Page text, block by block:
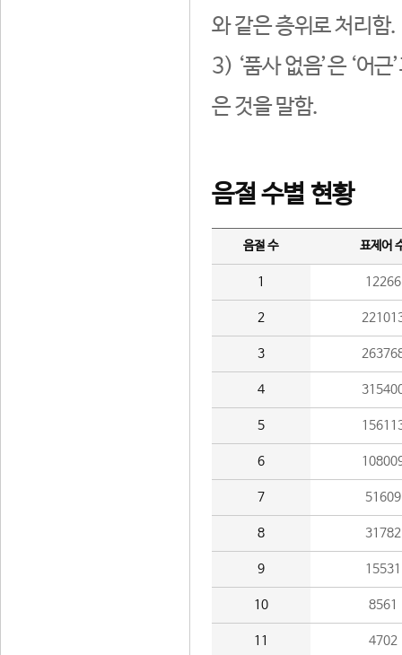
와 같은 층위로 처리함.
3) ‘품사 없음’은 ‘어
은 것을 말함.
음절 수별 현황
음절 수 표제어
1 12266
2
3
4
5
6
7 51609
8 31782
9 15531
10 8561
11 4702